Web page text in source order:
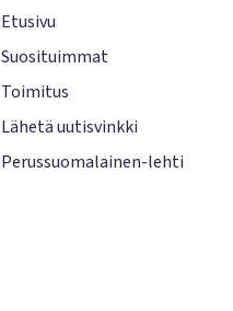
Etusivu
Suosituimmat
Toimitus
Lähetä uutisvinkki
Perussuomalainen-lehti